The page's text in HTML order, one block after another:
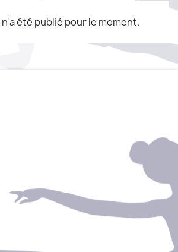
été publié pour le moment.